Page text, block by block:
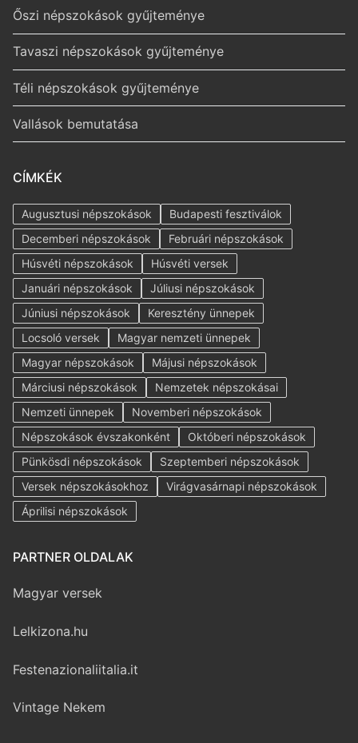
Őszi népszokások gyűjteménye
Tavaszi népszokások gyűjteménye
Téli népszokások gyűjteménye
Vallások bemutatása
CÍMKÉK
Augusztusi népszokások
Budapesti fesztiválok
Decemberi népszokások
Februári népszokások
Húsvéti népszokások
Húsvéti versek
Januári népszokások
Júliusi népszokások
Júniusi népszokások
Keresztény ünnepek
Locsoló versek
Magyar nemzeti ünnepek
Magyar népszokások
Májusi népszokások
Márciusi népszokások
Nemzetek népszokásai
Nemzeti ünnepek
Novemberi népszokások
Népszokások évszakonként
Októberi népszokások
Pünkösdi népszokások
Szeptemberi népszokások
Versek népszokásokhoz
Virágvasárnapi népszokások
Áprilisi népszokások
PARTNER OLDALAK
Magyar versek
Lelkizona.hu
Festenazionaliitalia.it
Vintage Nekem